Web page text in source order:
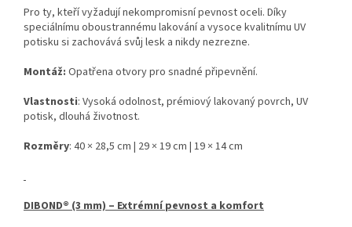
Pro ty, kteří vyžadují nekompromisní pevnost oceli. Díky
speciálnímu oboustrannému lakování a vysoce kvalitnímu UV
potisku si zachovává svůj lesk a nikdy nezrezne.
Montáž: Opatřena otvory pro snadné připevnění.
Vlastnosti: Vysoká odolnost, prémiový lakovaný povrch, UV
potisk, dlouhá životnost.
Rozměry: 40 × 28,5 cm | 29 × 19 cm | 19 × 14 cm
DIBOND® (3 mm) – Extrémní pevnost a komfort